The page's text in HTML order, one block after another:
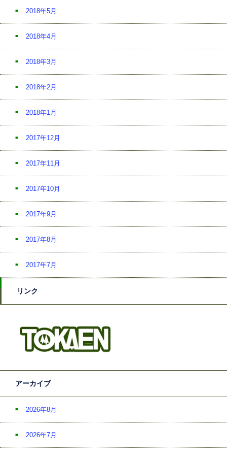
2018年5月
2018年4月
2018年3月
2018年2月
2018年1月
2017年12月
2017年11月
2017年10月
2017年9月
2017年8月
2017年7月
リンク
アーカイブ
2026年8月
2026年7月